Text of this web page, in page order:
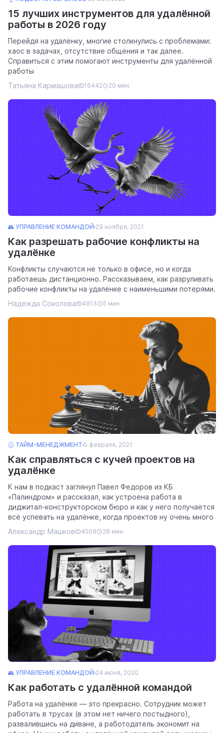
15 лучших инструментов для удалённой
работы в 2026 году
Перейдя на удалёнку, многие столкнулись с проблемами:
хаос в задачах, отсутствие общения и так далее.
Справиться с этим помогают инструменты для удалённой
работы
Татьяна Кармашова
16442 20 мин.
👥 УПРАВЛЕНИЕ КОМАНДОЙ 29 ноября, 2021
Как разрешать рабочие конфликты на
удалёнке
Конфликты случаются не только в офисе, но и когда
работаешь дистанционно. Рассказываем, как разруливать
рабочие конфликты на удалёнке с наименьшими потерями.
Надежда Соколова
4913 5 мин.
🕝 ТАЙМ-МЕНЕДЖМЕНТ 5 февраля, 2021
Как справляться с кучей проектов на
удалёнке
К нам в подкаст заглянул Павел Федоров из КБ
«Палиндром» и рассказал, как устроена работа в
диджитал-конструкторском бюро и как у него получается
всё успевать на удалёнке, когда проектов ну очень много
Александр Машков
4509 28 мин.
👥 УПРАВЛЕНИЕ КОМАНДОЙ 24 июня, 2020
Как работать с удалённой командой
Работа на удалёнке — это прекрасно. Сотрудник может
работать в трусах (в этом нет ничего постыдного),
развалившись на диване, а работодатель экономит на